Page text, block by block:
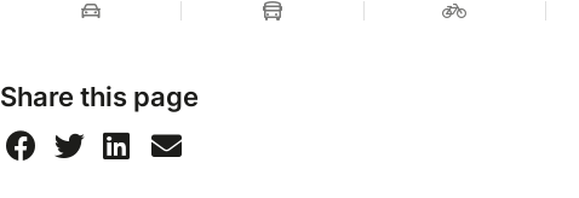
Share this page